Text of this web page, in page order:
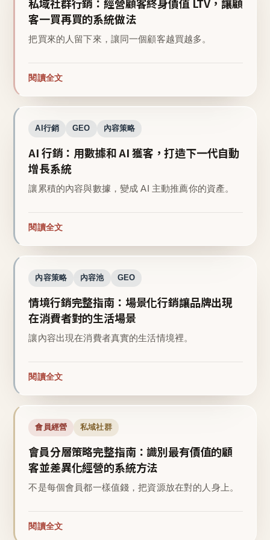
私域社群行銷：經營顧客終身價值 LTV，讓顧
客一買再買的系統做法
把買來的人留下來，讓同一個顧客越買越多。
閱讀全文
AI行銷 GEO 內容策略
AI 行銷：用數據和 AI 獲客，打造下一代自動
增長系統
讓累積的內容與數據，變成 AI 主動推薦你的資產。
閱讀全文
內容策略 內容池 GEO
情境行銷完整指南：場景化行銷讓品牌出現
在消費者對的生活場景
讓內容出現在消費者真實的生活情境裡。
閱讀全文
會員經營 私域社群
會員分層策略完整指南：識別最有價值的顧
客並差異化經營的系統方法
不是每個會員都一樣值錢，把資源放在對的人身上。
閱讀全文